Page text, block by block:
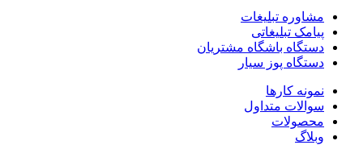
مشاوره تبلیغات
پیامک تبلیغاتی
دستگاه باشگاه مشتریان
دستگاه پوز سیار
نمونه کارها
سوالات متداول
محصولات
وبلاگ